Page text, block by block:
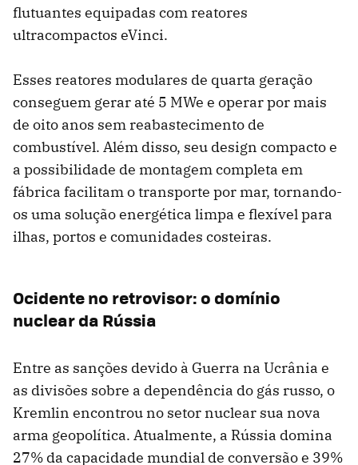
flutuantes equipadas com reatores
ultracompactos eVinci.
Esses reatores modulares de quarta geração
conseguem gerar até 5 MWe e operar por mais
de oito anos sem reabastecimento de
combustível. Além disso, seu design compacto e
a possibilidade de montagem completa em
fábrica facilitam o transporte por mar, tornando-
os uma solução energética limpa e flexível para
ilhas, portos e comunidades costeiras.
Ocidente no retrovisor: o domínio
nuclear da Rússia
Entre as sanções devido à Guerra na Ucrânia e
as divisões sobre a dependência do gás russo, o
Kremlin encontrou no setor nuclear sua nova
arma geopolítica. Atualmente, a Rússia domina
27% da capacidade mundial de conversão e 39%